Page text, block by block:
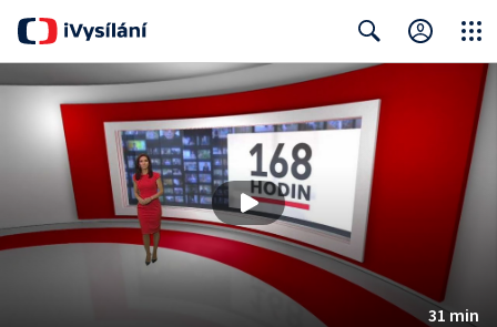
Search Close
31 min